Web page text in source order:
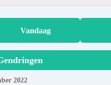
Vandaag
2022